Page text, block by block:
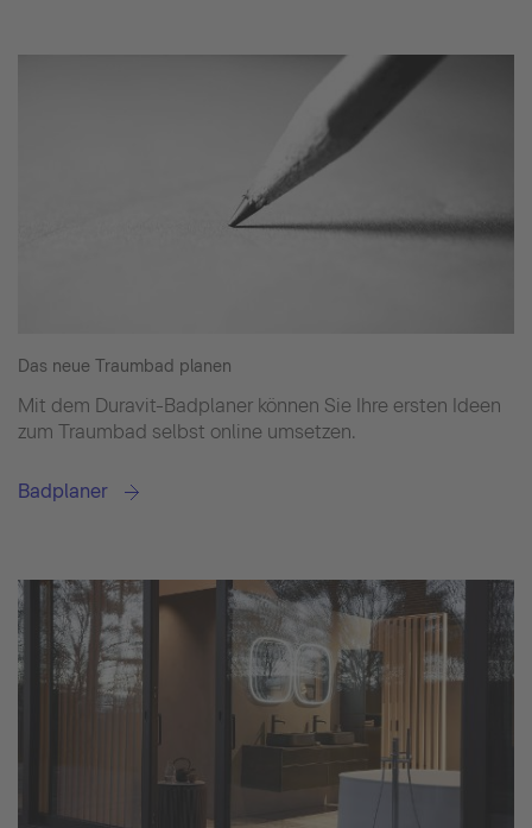
Das neue Traumbad planen
Mit dem Duravit-Badplaner können Sie Ihre ersten Ideen
zum Traumbad selbst online umsetzen.
Badplaner